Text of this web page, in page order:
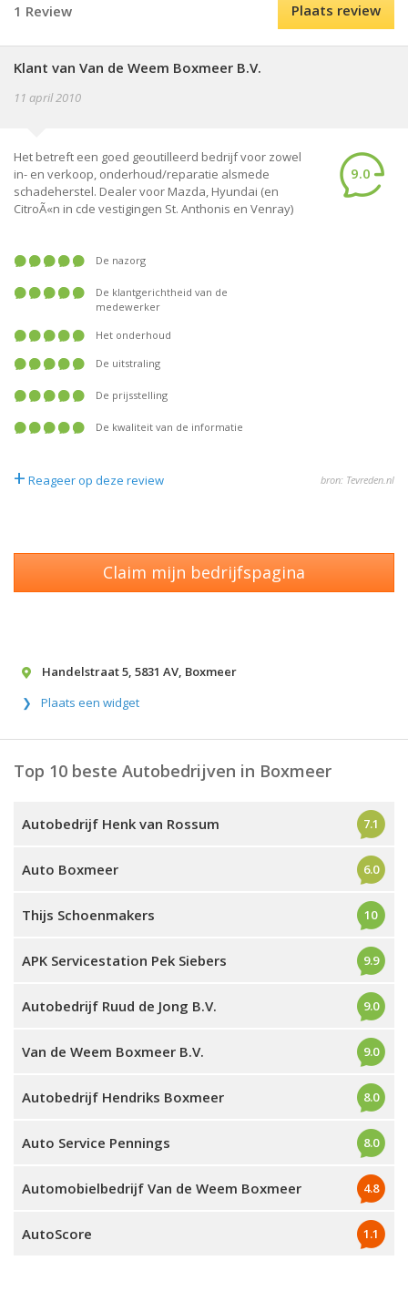
1 Review Plaats review
Klant van Van de Weem Boxmeer B.V.
11 april 2010
Het betreft een goed geoutilleerd bedrijf voor zowel
in- en verkoop, onderhoud/reparatie alsmede
schadeherstel. Dealer voor Mazda, Hyundai (en
CitroÃ«n in cde vestigingen St. Anthonis en Venray)
9.0
De nazorg
De klantgerichtheid van de
medewerker
Het onderhoud
De uitstraling
De prijsstelling
De kwaliteit van de informatie
+ Reageer op deze review bron: Tevreden.nl
Claim mijn bedrijfspagina
Handelstraat 5, 5831 AV, Boxmeer
Plaats een widget
Top 10 beste Autobedrijven in Boxmeer
Autobedrijf Henk van Rossum 7.1
Auto Boxmeer 6.0
Thijs Schoenmakers 10
APK Servicestation Pek Siebers 9.9
Autobedrijf Ruud de Jong B.V. 9.0
Van de Weem Boxmeer B.V. 9.0
Autobedrijf Hendriks Boxmeer 8.0
Auto Service Pennings 8.0
Automobielbedrijf Van de Weem Boxmeer 4.8
AutoScore 1.1